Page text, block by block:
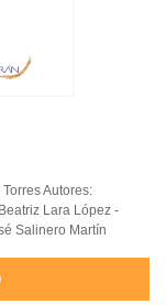
Autores:
Lara López -
Salinero Martín